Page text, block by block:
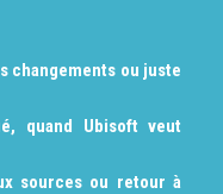
changements ou juste
quand Ubisoft veut
sources ou retour à